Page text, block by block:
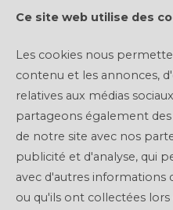
Ce site web utilise des
Les cookies nous
contenu et les annonces,
relatives aux médias
partageons également
de notre site avec nos
publicité et d'analyse, qui
avec d'autres informations
ou qu'ils ont collectées